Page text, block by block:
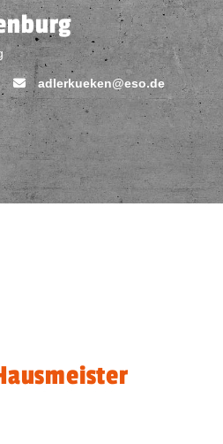
adlerkueken@eso.de